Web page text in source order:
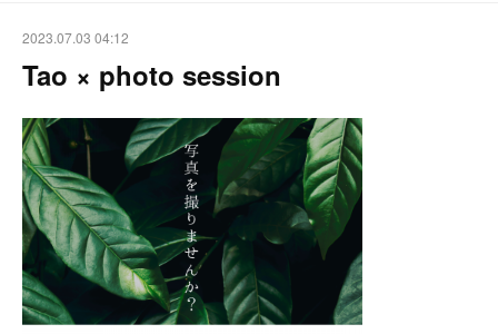
2023.07.03 04:12
Tao × photo session